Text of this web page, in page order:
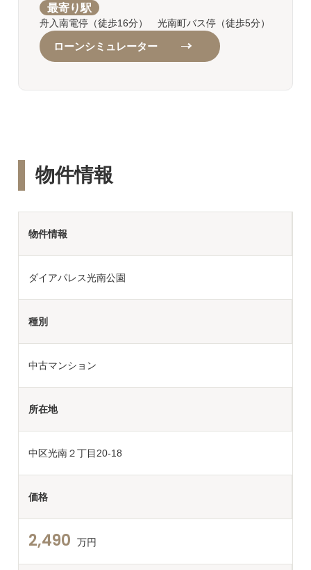
最寄り駅
舟入南電停（徒歩16分） 光南町バス停（徒歩5分）
ローンシミュレーター
物件情報
物件情報
ダイアパレス光南公園
種別
中古マンション
所在地
中区光南２丁目20-18
価格
2,490 万円